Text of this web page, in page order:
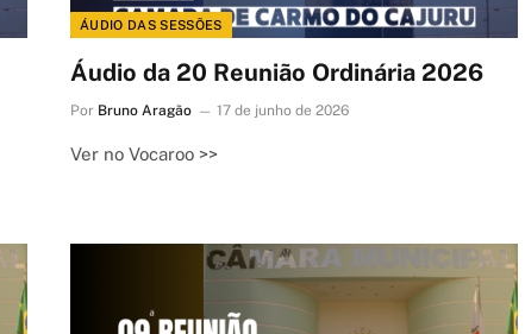
ÁUDIO DAS SESSÕES
Áudio da 20 Reunião Ordinária 2026
Por Bruno Aragão 17 de junho de 2026
Ver no Vocaroo >>